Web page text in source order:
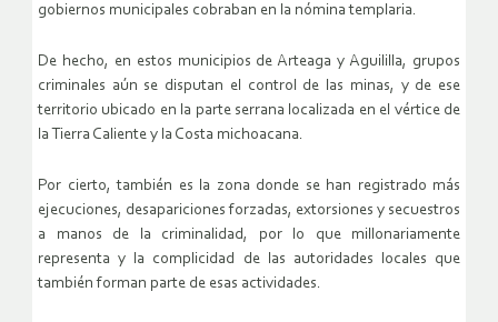
gobiernos municipales cobraban en la nómina templaria.
De hecho, en estos municipios de Arteaga y Aguililla, grupos
criminales aún se disputan el control de las minas, y de ese
territorio ubicado en la parte serrana localizada en el vértice de
la Tierra Caliente y la Costa michoacana.
Por cierto, también es la zona donde se han registrado más
ejecuciones, desapariciones forzadas, extorsiones y secuestros
a manos de la criminalidad, por lo que millonariamente
representa y la complicidad de las autoridades locales que
también forman parte de esas actividades.